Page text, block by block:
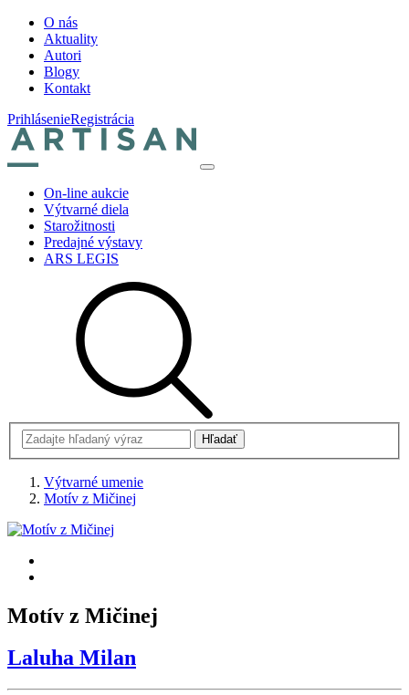
O nás
Aktuality
Autori
Blogy
Kontakt
PrihlásenieRegistrácia
On-line aukcie
Výtvarné diela
Starožitnosti
Predajné výstavy
ARS LEGIS
Výtvarné umenie
Motív z Mičinej
Motív z Mičinej
Laluha Milan